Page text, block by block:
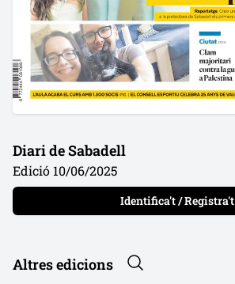
Diari de Sabadell
Edició 10/06/2025
Identifica't / Registra't
Altres edicions